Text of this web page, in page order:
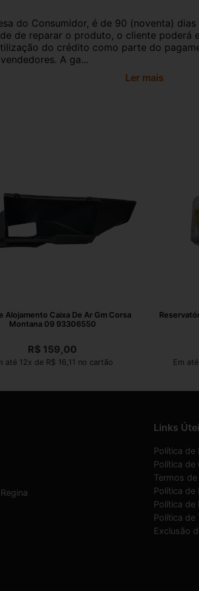
do Consumidor, é de 90 (noventa)
de reparar o produto, o cliente
do crédito como parte do
A ga...
Ler mais
Alojamento Caixa De Ar Gm Corsa
Montana 09 93306550
R$ 159,00
até 12x de R$ 16,11 no cartão Em
Links
Política de
Política de
Termos
Política de
Política de
Política de
Exclusão